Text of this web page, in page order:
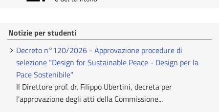
Notizie per studenti
Decreto n°120/2026 - Approvazione procedure di
selezione "Design for Sustainable Peace - Design per la
Pace Sostenibile"
Il Direttore prof. dr. Filippo Ubertini, decreta per
l'approvazione degli atti della Commissione...